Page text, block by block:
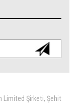
Limited Şirketi, Şehit